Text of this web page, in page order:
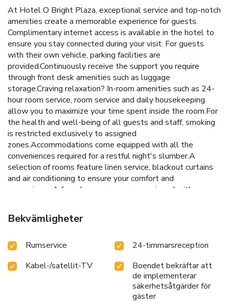
At Hotel O Bright Plaza, exceptional service and top-notch
amenities create a memorable experience for guests.
Complimentary internet access is available in the hotel to
ensure you stay connected during your visit. For guests
with their own vehicle, parking facilities are
provided.Continuously receive the support you require
through front desk amenities such as luggage
storage.Craving relaxation? In-room amenities such as 24-
hour room service, room service and daily housekeeping
allow you to maximize your time spent inside the room.For
the health and well-being of all guests and staff, smoking
is restricted exclusively to assigned
zones.Accommodations come equipped with all the
conveniences required for a restful night's slumber.A
selection of rooms feature linen service, blackout curtains
and air conditioning to ensure your comfort and
convenience.A few chosen rooms are equipped with
certain chosen rooms, a coffee or tea maker is conveniently
available for your use.At Hotel O Bright Plaza, select
comfort during your stay. At Hotel O Bright Plaza, each day
additional cost.
Bekvämligheter
Rumservice
24-timmarsreception
Kabel-/satellit-TV
Boendet bekräftar att
de implementerar
säkerhetsåtgärder för
gäster